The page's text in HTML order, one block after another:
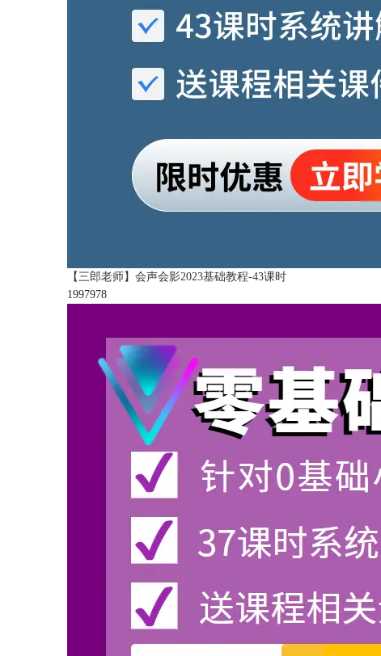
【三郎老师】会声会影2023基础教程-43课时
1997978